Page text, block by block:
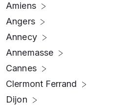
Amiens
Angers
Annecy
Annemasse
Cannes
Clermont Ferrand
Dijon